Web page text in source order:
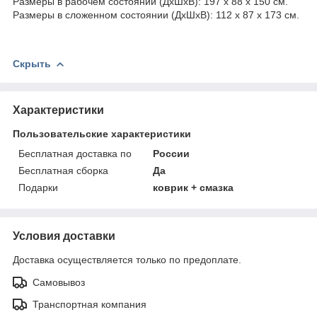
Размеры в сложенном состоянии (ДхШхВ): 112 x 87 x 173 см.
Скрыть
Характеристики
Пользовательские характеристики
Бесплатная доставка по
России
Бесплатная сборка
Да
Подарки
коврик + смазка
Условия доставки
Доставка осуществляется только по предоплате.
Самовывоз
Транспортная компания